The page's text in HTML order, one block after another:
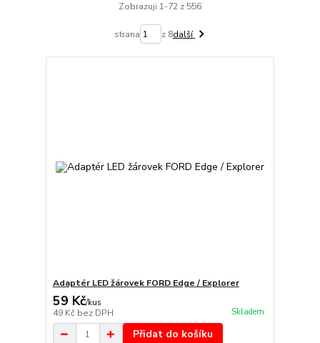
Zobrazuji 1-72 z 556
strana z 8další
Adaptér LED žárovek FORD Edge / Explorer
59 Kč/kus
49 Kč bez DPH Skladem
Přidat do košíku